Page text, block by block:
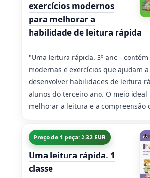
exercícios modernos
para melhorar a
habilidade de leitura rápida
"Uma leitura rápida. 3º ano -
modernas e exercícios que ajudam a
desenvolver habilidades de leitura
alunos do terceiro ano. O meio ideal
melhorar a leitura e a compreensão
Preço de 1 peça: 2.32 EUR
Uma leitura rápida. 1
classe